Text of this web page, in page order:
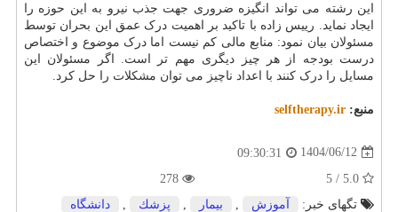
این رشته می تواند انگیزه ضروری جهت جذب نیرو به این حوزه را
ایجاد نماید. رییس زاده با تاکید بر اهمیت درک عمق این بحران توسط
مسئولان بیان نمود: منابع مالی کم نیست اما درک موضوع و اختصاص
درست بودجه از هر چیز دیگری مهم تر است. اگر مسئولان این
مسایل را درک کنند با اعداد ناچیز می توان مشکلات را حل کرد.
منبع: selftherapy.ir
1404/06/12
09:30:31
تگهای خبر:
آموزش بیمار پزشك دانشگاه